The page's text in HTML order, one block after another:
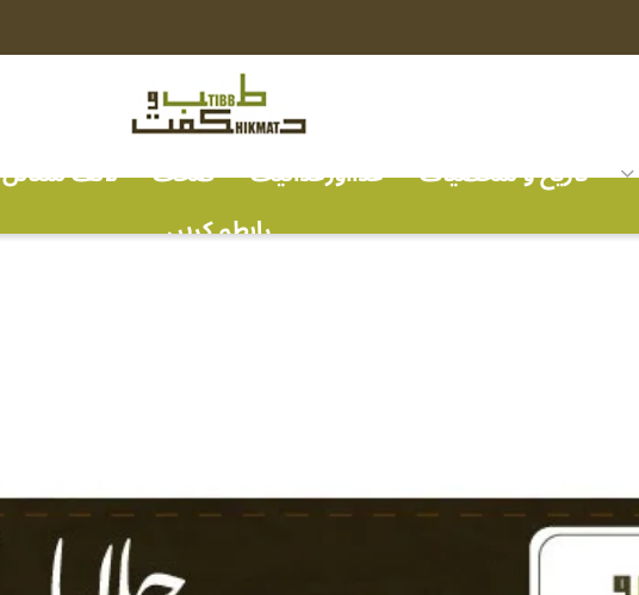
تاریخ و شخصیات غذااورغذائیت صحت لائف سٹائل
رابطہ کریں